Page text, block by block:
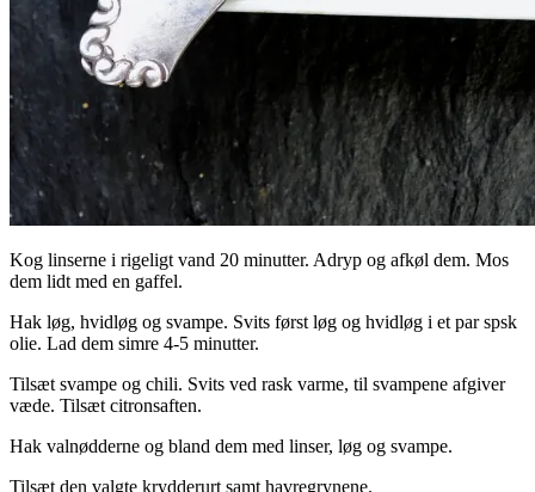
Kog linserne i rigeligt vand 20 minutter. Adryp og afkøl dem. Mos
dem lidt med en gaffel.
Hak løg, hvidløg og svampe. Svits først løg og hvidløg i et par spsk
olie. Lad dem simre 4-5 minutter.
Tilsæt svampe og chili. Svits ved rask varme, til svampene afgiver
væde. Tilsæt citronsaften.
Hak valnødderne og bland dem med linser, løg og svampe.
Tilsæt den valgte krydderurt samt havregrynene.